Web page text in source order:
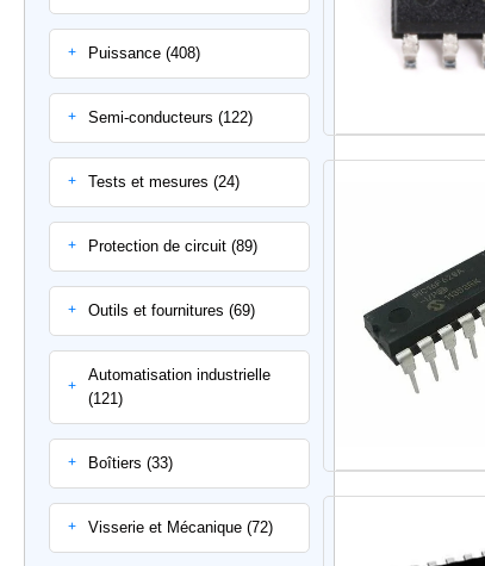
+ Puissance (408)
+ Semi-conducteurs (122)
+ Tests et mesures (24)
+ Protection de circuit (89)
+ Outils et fournitures (69)
+
Automatisation industrielle
(121)
+ Boîtiers (33)
+ Visserie et Mécanique (72)